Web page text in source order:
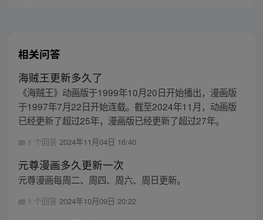
相关问答
海贼王更新多久了
《海贼王》动画版于1999年10月20日开始播出，漫画版
于1997年7月22日开始连载。截至2024年11月，动画版
已经更新了超过25年，漫画版已经更新了超过27年。
1 个回答 2024年11月04日 16:40
元尊漫画多久更新一次
元尊漫画每周二、周四、周六、周日更新。
1 个回答 2024年10月09日 20:22